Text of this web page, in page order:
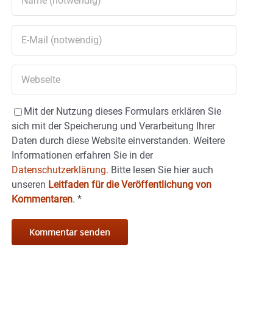
Mit der Nutzung dieses Formulars erklären Sie
sich mit der Speicherung und Verarbeitung Ihrer
Daten durch diese Website einverstanden. Weitere
Informationen erfahren Sie in der
Datenschutzerklärung. Bitte lesen Sie hier auch
unseren Leitfaden für die Veröffentlichung von
Kommentaren. *